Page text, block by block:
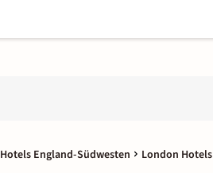
Hotels England-Südwesten London Hotels